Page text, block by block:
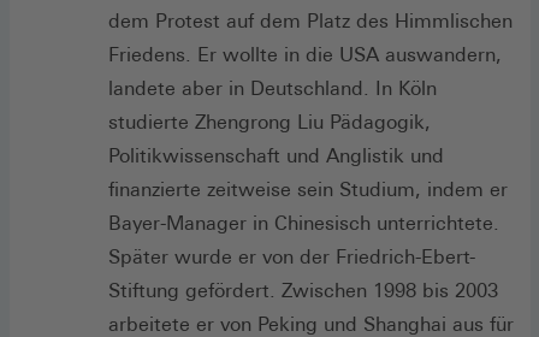
dem Protest auf dem Platz des Himmlischen
Friedens. Er wollte in die USA auswandern,
landete aber in Deutschland. In Köln
studierte Zhengrong Liu Pädagogik,
Politikwissenschaft und Anglistik und
finanzierte zeitweise sein Studium, indem er
Bayer-Manager in Chinesisch unterrichtete.
Später wurde er von der Friedrich-Ebert-
Stiftung gefördert. Zwischen 1998 bis 2003
arbeitete er von Peking und Shanghai aus für